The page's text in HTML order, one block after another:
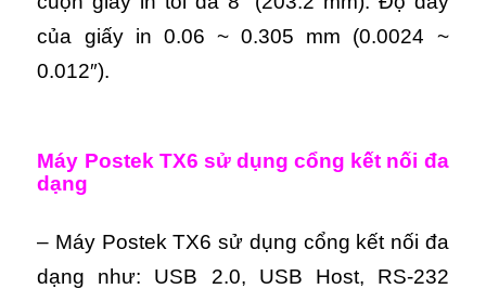
của giấy in 0.06 ~ 0.305 mm (0.0024 ~
0.012″).
Máy Postek TX6 sử dụng cổng kết nối đa
dạng
– Máy Postek TX6 sử dụng cổng kết nối đa
dạng như: USB 2.0, USB Host, RS-232